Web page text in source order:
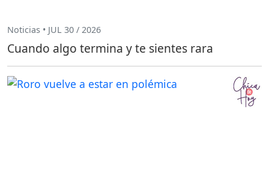
Noticias • JUL 30 / 2026
Cuando algo termina y te sientes rara